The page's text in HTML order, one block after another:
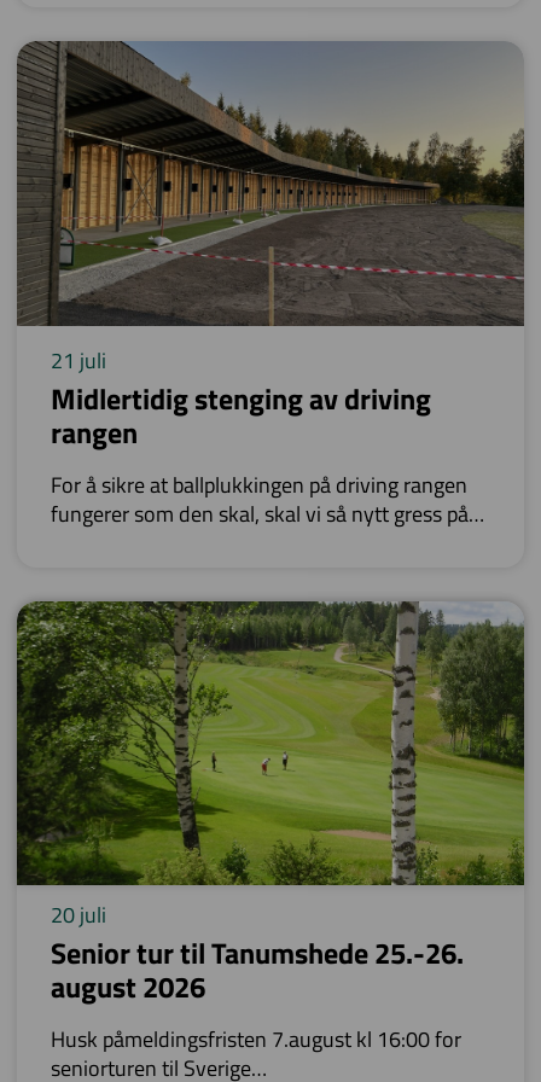
21 juli
Midlertidig stenging av driving
rangen
For å sikre at ballplukkingen på driving rangen
fungerer som den skal, skal vi så nytt gress på
20 juli
Senior tur til Tanumshede 25.-26.
august 2026
Husk påmeldingsfristen 7.august kl 16:00 for
seniorturen til Sverige